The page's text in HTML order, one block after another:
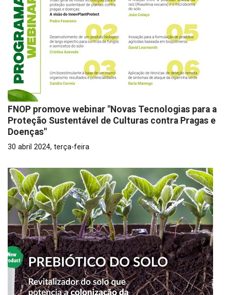
FNOP promove webinar "Novas Tecnologias para a
Proteção Sustentável de Culturas contra Pragas e
Doenças"
30 abril 2024, terça-feira